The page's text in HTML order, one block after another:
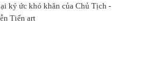
ký ức khó khăn của Chủ Tịch -
Tiến art